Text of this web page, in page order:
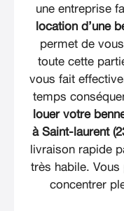
une entreprise
location d’une
permet de
toute cette
vous fait
temps
louer votre
à Saint-laurent
livraison rapide
très habile. Vous
concentrer